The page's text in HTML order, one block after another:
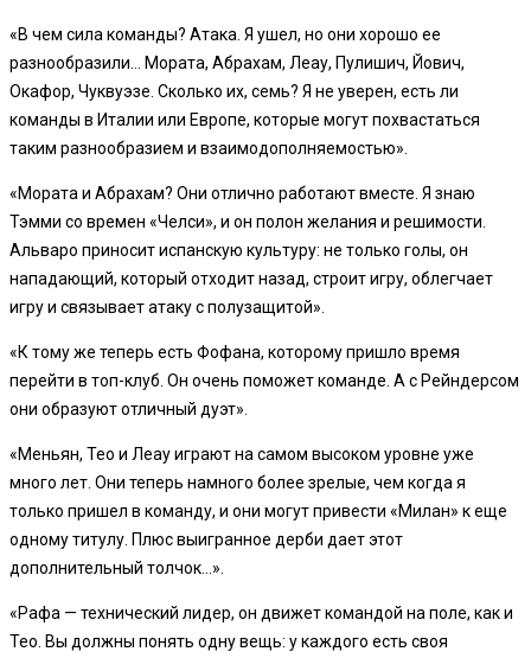
«В чем сила команды? Атака. Я ушел, но они хорошо ее
разнообразили… Мората, Абрахам, Леау, Пулишич, Йович,
Окафор, Чуквуэзе. Сколько их, семь? Я не уверен, есть ли
команды в Италии или Европе, которые могут похвастаться
таким разнообразием и взаимодополняемостью».
«Мората и Абрахам? Они отлично работают вместе. Я знаю
Тэмми со времен «Челси», и он полон желания и решимости.
Альваро приносит испанскую культуру: не только голы, он
нападающий, который отходит назад, строит игру, облегчает
игру и связывает атаку с полузащитой».
«К тому же теперь есть Фофана, которому пришло время
перейти в топ-клуб. Он очень поможет команде. А с Рейндерсом
они образуют отличный дуэт».
«Меньян, Тео и Леау играют на самом высоком уровне уже
много лет. Они теперь намного более зрелые, чем когда я
только пришел в команду, и они могут привести «Милан» к еще
одному титулу. Плюс выигранное дерби дает этот
дополнительный толчок…».
«Рафа — технический лидер, он движет командой на поле, как и
Тео. Вы должны понять одну вещь: у каждого есть своя